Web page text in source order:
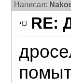
Написал:
RE: